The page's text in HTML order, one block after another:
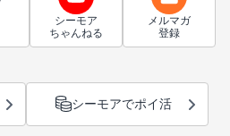
シーモア
ちゃんねる
メルマガ
登録
シーモアでポイ活